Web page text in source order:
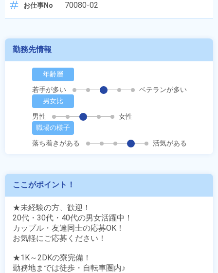
お仕事No 70080-02
勤務先情報
年齢層
若手が多い
ベテランが多い
男女比
男性
女性
職場の様子
落ち着きがある
活気がある
ここがポイント！
★未経験の方、歓迎！
20代・30代・40代の男女活躍中！
カップル・友達同士の応募OK！
お気軽にご応募ください！
★1K～2DKの寮完備！
勤務地までは徒歩・自転車圏内♪